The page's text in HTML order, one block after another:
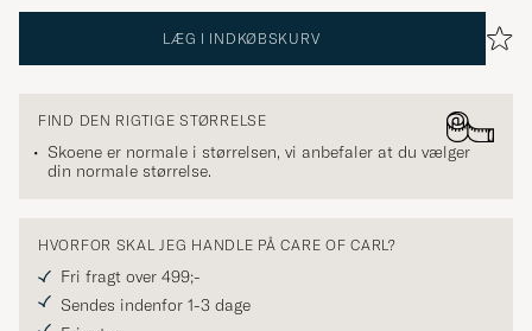
LÆG I INDKØBSKURV
FIND DEN RIGTIGE STØRRELSE
Skoene er normale i størrelsen, vi anbefaler at du vælger
din normale størrelse.
HVORFOR SKAL JEG HANDLE PÅ CARE OF CARL?
Fri fragt over 499;-
Sendes indenfor 1-3 dage